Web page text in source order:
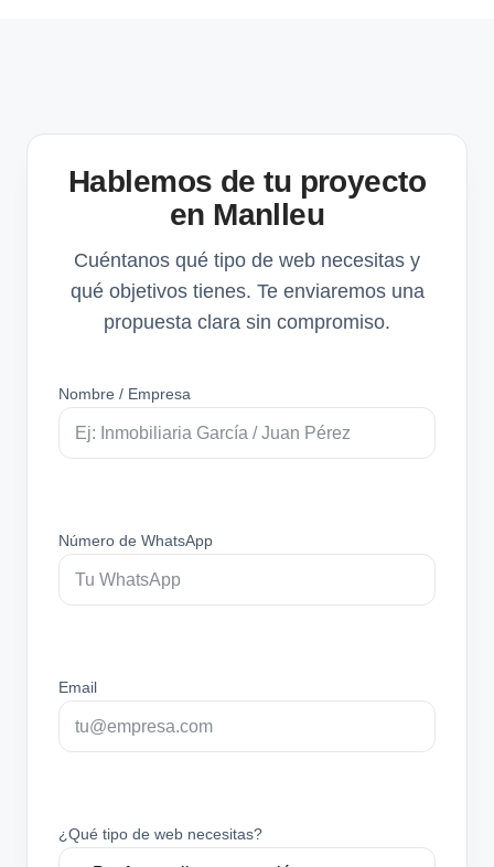
Hablemos de tu proyecto
en Manlleu
Cuéntanos qué tipo de web necesitas y
qué objetivos tienes. Te enviaremos una
propuesta clara sin compromiso.
Nombre / Empresa
Número de WhatsApp
Email
¿Qué tipo de web necesitas?